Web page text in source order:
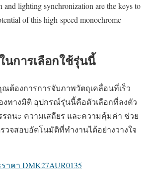
and lighting synchronization are the keys to
of this high-speed monochrome
นการเลือกใช้รุ่นนี้
ต้องการการจับภาพวัตถุเคลื่อนที่เร็ว
งทางมิติ อุปกรณ์รุ่นนี้คือตัวเลือกที่ลงตัว
ถนะ ความเสถียร และความคุ้มค่า ช่วย
จสอบอัตโนมัติที่ทำงานได้อย่างวางใจ
คา DMK27AUR0135